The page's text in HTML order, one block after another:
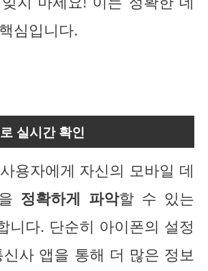
심입니다.
실시간 확인
용자에게 자신의 모바일 데
정확하게 파악할 수 있는
니다. 단순히 아이폰의 설정
사 앱을 통해 더 많은 정보